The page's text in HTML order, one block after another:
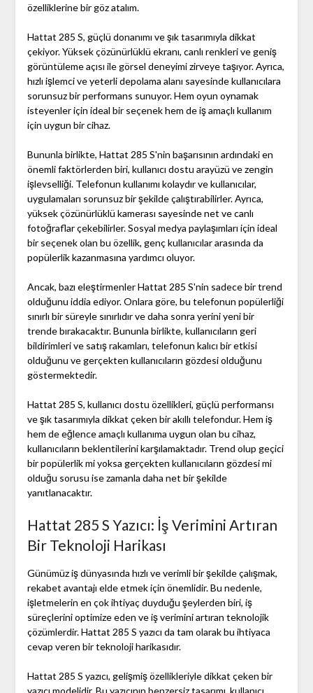
özelliklerine bir göz atalım.
Hattat 285 S, güçlü donanımı ve şık tasarımıyla dikkat
çekiyor. Yüksek çözünürlüklü ekranı, canlı renkleri ve geniş
görüntüleme açısı ile görsel deneyimi zirveye taşıyor. Ayrıca,
hızlı işlemci ve yeterli depolama alanı sayesinde kullanıcılara
sorunsuz bir performans sunuyor. Hem oyun oynamak
isteyenler için ideal bir seçenek hem de iş amaçlı kullanım
için uygun bir cihaz.
Bununla birlikte, Hattat 285 S'nin başarısının ardındaki en
önemli faktörlerden biri, kullanıcı dostu arayüzü ve zengin
işlevselliği. Telefonun kullanımı kolaydır ve kullanıcılar,
uygulamaları sorunsuz bir şekilde çalıştırabilirler. Ayrıca,
yüksek çözünürlüklü kamerası sayesinde net ve canlı
fotoğraflar çekebilirler. Sosyal medya paylaşımları için ideal
bir seçenek olan bu özellik, genç kullanıcılar arasında da
popülerlik kazanmasına yardımcı oluyor.
Ancak, bazı eleştirmenler Hattat 285 S'nin sadece bir trend
olduğunu iddia ediyor. Onlara göre, bu telefonun popülerliği
sınırlı bir süreyle sınırlıdır ve daha sonra yerini yeni bir
trende bırakacaktır. Bununla birlikte, kullanıcıların geri
bildirimleri ve satış rakamları, telefonun kalıcı bir etkisi
olduğunu ve gerçekten kullanıcıların gözdesi olduğunu
göstermektedir.
Hattat 285 S, kullanıcı dostu özellikleri, güçlü performansı
ve şık tasarımıyla dikkat çeken bir akıllı telefondur. Hem iş
hem de eğlence amaçlı kullanıma uygun olan bu cihaz,
kullanıcıların beklentilerini karşılamaktadır. Trend olup geçici
bir popülerlik mi yoksa gerçekten kullanıcıların gözdesi mi
olduğu sorusu ise zamanla daha net bir şekilde
yanıtlanacaktır.
Hattat 285 S Yazıcı: İş Verimini Artıran
Bir Teknoloji Harikası
Günümüz iş dünyasında hızlı ve verimli bir şekilde çalışmak,
rekabet avantajı elde etmek için önemlidir. Bu nedenle,
işletmelerin en çok ihtiyaç duyduğu şeylerden biri, iş
süreçlerini optimize eden ve iş verimini artıran teknolojik
çözümlerdir. Hattat 285 S yazıcı da tam olarak bu ihtiyaca
cevap veren bir teknoloji harikasıdır.
Hattat 285 S yazıcı, gelişmiş özellikleriyle dikkat çeken bir